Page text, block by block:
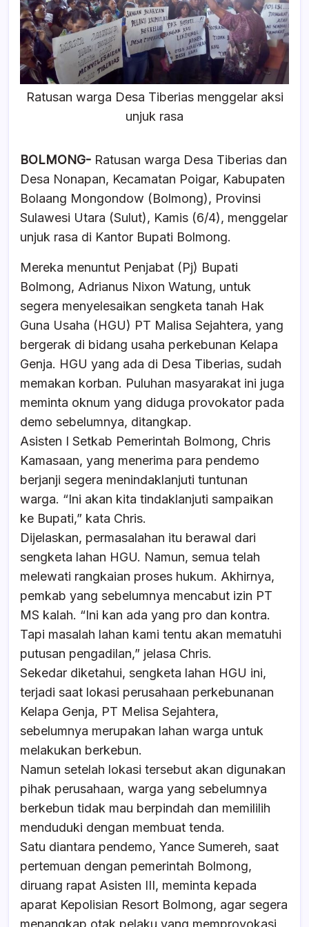
o
o
k
p
p
s
Ratusan warga Desa Tiberias menggelar aksi
unjuk rasa
BOLMONG- Ratusan warga Desa Tiberias dan
Desa Nonapan, Kecamatan Poigar, Kabupaten
Bolaang Mongondow (Bolmong), Provinsi
Sulawesi Utara (Sulut), Kamis (6/4), menggelar
unjuk rasa di Kantor Bupati Bolmong.
Mereka menuntut Penjabat (Pj) Bupati
Bolmong, Adrianus Nixon Watung, untuk
segera menyelesaikan sengketa tanah Hak
Guna Usaha (HGU) PT Malisa Sejahtera, yang
bergerak di bidang usaha perkebunan Kelapa
Genja. HGU yang ada di Desa Tiberias, sudah
memakan korban. Puluhan masyarakat ini juga
meminta oknum yang diduga provokator pada
demo sebelumnya, ditangkap.
Asisten I Setkab Pemerintah Bolmong, Chris
Kamasaan, yang menerima para pendemo
berjanji segera menindaklanjuti tuntunan
warga. “Ini akan kita tindaklanjuti sampaikan
ke Bupati,” kata Chris.
Dijelaskan, permasalahan itu berawal dari
sengketa lahan HGU. Namun, semua telah
melewati rangkaian proses hukum. Akhirnya,
pemkab yang sebelumnya mencabut izin PT
MS kalah. “Ini kan ada yang pro dan kontra.
Tapi masalah lahan kami tentu akan mematuhi
putusan pengadilan,” jelasa Chris.
Sekedar diketahui, sengketa lahan HGU ini,
terjadi saat lokasi perusahaan perkebunanan
Kelapa Genja, PT Melisa Sejahtera,
sebelumnya merupakan lahan warga untuk
melakukan berkebun.
Namun setelah lokasi tersebut akan digunakan
pihak perusahaan, warga yang sebelumnya
berkebun tidak mau berpindah dan memililih
menduduki dengan membuat tenda.
Satu diantara pendemo, Yance Sumereh, saat
pertemuan dengan pemerintah Bolmong,
diruang rapat Asisten III, meminta kepada
aparat Kepolisian Resort Bolmong, agar segera
menangkap otak pelaku yang memprovokasi